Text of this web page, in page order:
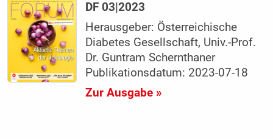
DF 03|2023
Herausgeber: Österreichische
Diabetes Gesellschaft, Univ.-Prof.
Dr. Guntram Schernthaner
Publikationsdatum: 2023-07-18
Zur Ausgabe »